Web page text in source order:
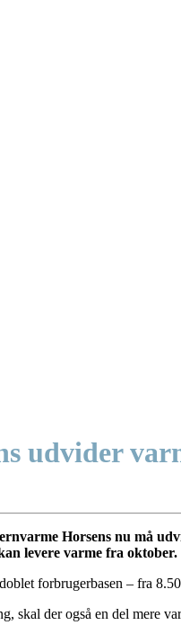
udvider
Horsens nu må
levere varme fra oktober.
forbrugerbasen – fra
skal der også en del mere